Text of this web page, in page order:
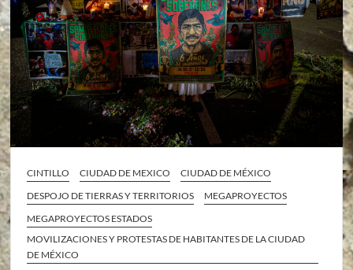
CINTILLO CIUDAD DE MEXICO
CIUDAD DE MÉXICO
DESPOJO DE TIERRAS Y TERRITORIOS
MEGAPROYECTOS
MEGAPROYECTOS ESTADOS
MOVILIZACIONES Y PROTESTAS DE HABITANTES DE LA CIUDAD
DE MÉXICO